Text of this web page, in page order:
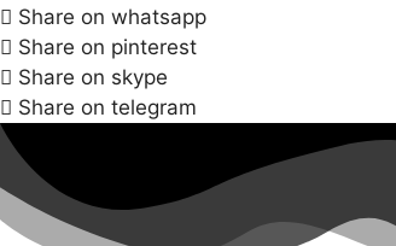
Share on whatsapp
Share on pinterest
Share on skype
Share on telegram